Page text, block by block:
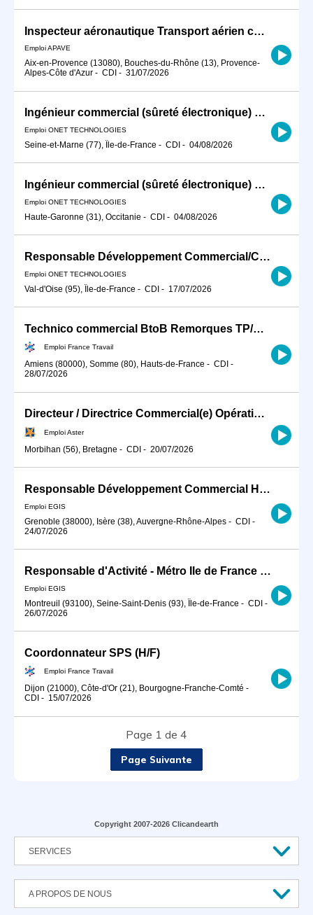
Inspecteur aéronautique Transport aérien commercial H/F
Emploi APAVE
Aix-en-Provence (13080), Bouches-du-Rhône (13), Provence-
Alpes-Côte d'Azur - CDI - 31/07/2026
Ingénieur commercial (sûreté électronique) F/H
Emploi ONET TECHNOLOGIES
Seine-et-Marne (77), Île-de-France - CDI - 04/08/2026
Ingénieur commercial (sûreté électronique) F/H
Emploi ONET TECHNOLOGIES
Haute-Garonne (31), Occitanie - CDI - 04/08/2026
Responsable Développement Commercial/Chasseur F/H
Emploi ONET TECHNOLOGIES
Val-d'Oise (95), Île-de-France - CDI - 17/07/2026
Technico commercial BtoB Remorques TP/Agricole/environnement (H/F)
Emploi France Travail
Amiens (80000), Somme (80), Hauts-de-France - CDI -
28/07/2026
Directeur / Directrice Commercial(e) Opérationnel(le) - H/F - Auray
Emploi Aster
Morbihan (56), Bretagne - CDI - 20/07/2026
Responsable Développement Commercial High Tech, Pharma, Spatial Défense (H/F)
Emploi EGIS
Grenoble (38000), Isère (38), Auvergne-Rhône-Alpes - CDI -
24/07/2026
Responsable d'Activité - Métro Ile de France H/F
Emploi EGIS
Montreuil (93100), Seine-Saint-Denis (93), Île-de-France - CDI -
26/07/2026
Coordonnateur SPS (H/F)
Emploi France Travail
Dijon (21000), Côte-d'Or (21), Bourgogne-Franche-Comté -
CDI - 15/07/2026
Page 1 de 4
Page Suivante
Copyright 2007-2026 Clicandearth
SERVICES
A PROPOS DE NOUS